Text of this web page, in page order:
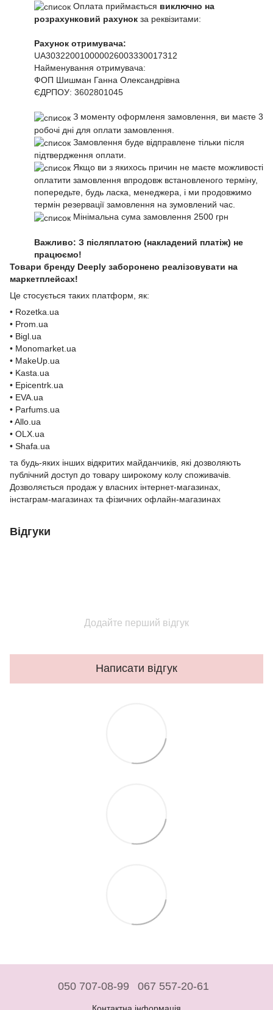
Оплата приймається виключно на
розрахунковий рахунок за реквізитами:
Рахунок отримувача:
UA303220010000026003330017312
Найменування отримувача:
ФОП Шишман Ганна Олександрівна
ЄДРПОУ: 3602801045
З моменту оформленя замовлення, ви маєте 3
робочі дні для оплати замовлення.
Замовлення буде відправлене тільки після
підтвердження оплати.
Якщо ви з якихось причин не маєте можливості
оплатити замовлення впродовж встановленого терміну,
попередьте, будь ласка, менеджера, і ми продовжимо
термін резервації замовлення на зумовлений час.
Мінімальна сума замовлення 2500 грн
Важливо: З післяплатою (накладений платіж) не
працюємо!
Товари бренду Deeply заборонено реалізовувати на
маркетплейсах!
Це стосується таких платформ, як:
• Rozetka.ua
• Prom.ua
• Bigl.ua
• Monomarket.ua
• MakeUp.ua
• Kasta.ua
• Epicentrk.ua
• EVA.ua
• Parfums.ua
• Allo.ua
• OLX.ua
• Shafa.ua
та будь-яких інших відкритих майданчиків, які дозволяють
публічний доступ до товару широкому колу споживачів.
Дозволяється продаж у власних інтернет-магазинах,
інстаграм-магазинах та фізичних офлайн-магазинах
Відгуки
Додайте перший відгук
Написати відгук
050 707-08-99 067 557-20-61